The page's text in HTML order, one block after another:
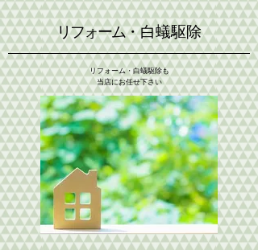
リフォーム・白蟻駆除
リフォーム・白蟻駆除も
​当店にお任せ下さい